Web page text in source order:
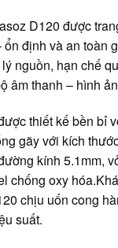
D120 được
định và an toàn
nguồn, hạn chế
âm thanh – hình
thiết kế bền bỉ
gãy với kích
kính 5.1mm,
chống oxy
chịu uốn cong
suất.